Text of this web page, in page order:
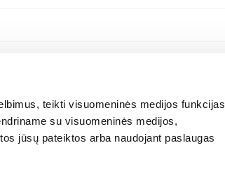
teikti visuomeninės medijos funkcijas
su visuomeninės medijos,
jūsų pateiktos arba naudojant paslaugas